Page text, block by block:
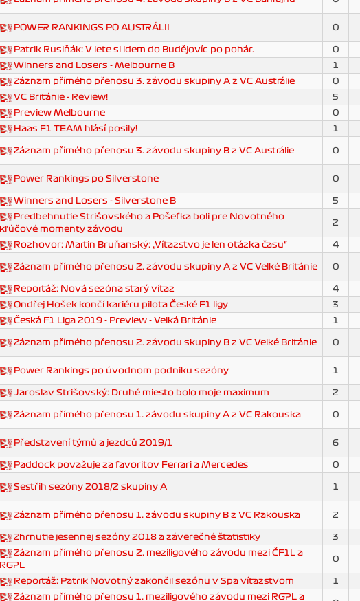
POWER RANKINGS PO AUSTRÁLII 0
Patrik Rusiňák: V lete si idem do Budějovíc po pohár. 0
Winners and Losers - Melbourne B 1
Záznam přímého přenosu 3. závodu skupiny A z VC Austrálie 0
VC Británie - Review! 5
Preview Melbourne 0
Haas F1 TEAM hlásí posily! 1
Záznam přímého přenosu 3. závodu skupiny B z VC Austrálie 0
Power Rankings po Silverstone 0
Winners and Losers - Silverstone B 5
Predbehnutie Strišovského a Pošefka boli pre Novotného
kľúčové momenty závodu
2
Rozhovor: Martin Bruňanský: „Víťazstvo je len otázka času“ 4
Záznam přímého přenosu 2. závodu skupiny A z VC Velké Británie 0
Reportáž: Nová sezóna starý víťaz 4
Ondřej Hošek končí kariéru pilota České F1 ligy 3
Česká F1 Liga 2019 - Preview - Velká Británie 1
Záznam přímého přenosu 2. závodu skupiny B z VC Velké Británie 0
Power Rankings po úvodnom podniku sezóny 1
Jaroslav Strišovský: Druhé miesto bolo moje maximum 2
Záznam přímého přenosu 1. závodu skupiny A z VC Rakouska 0
Představení týmů a jezdců 2019/1 6
Paddock považuje za favoritov Ferrari a Mercedes 0
Sestřih sezóny 2018/2 skupiny A 1
Záznam přímého přenosu 1. závodu skupiny B z VC Rakouska 2
Zhrnutie jesennej sezóny 2018 a záverečné štatistiky 3
Záznam přímého přenosu 2. meziligového závodu mezi ČF1L a
RGPL
0
Reportáž: Patrik Novotný zakončil sezónu v Spa víťazstvom 1
Záznam přímého přenosu 1. meziligového závodu mezi RGPL a